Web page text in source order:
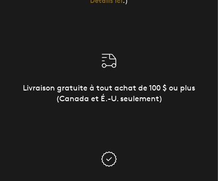
Livraison gratuite à tout achat de 100 $ ou plus
(Canada et É.-U. seulement)